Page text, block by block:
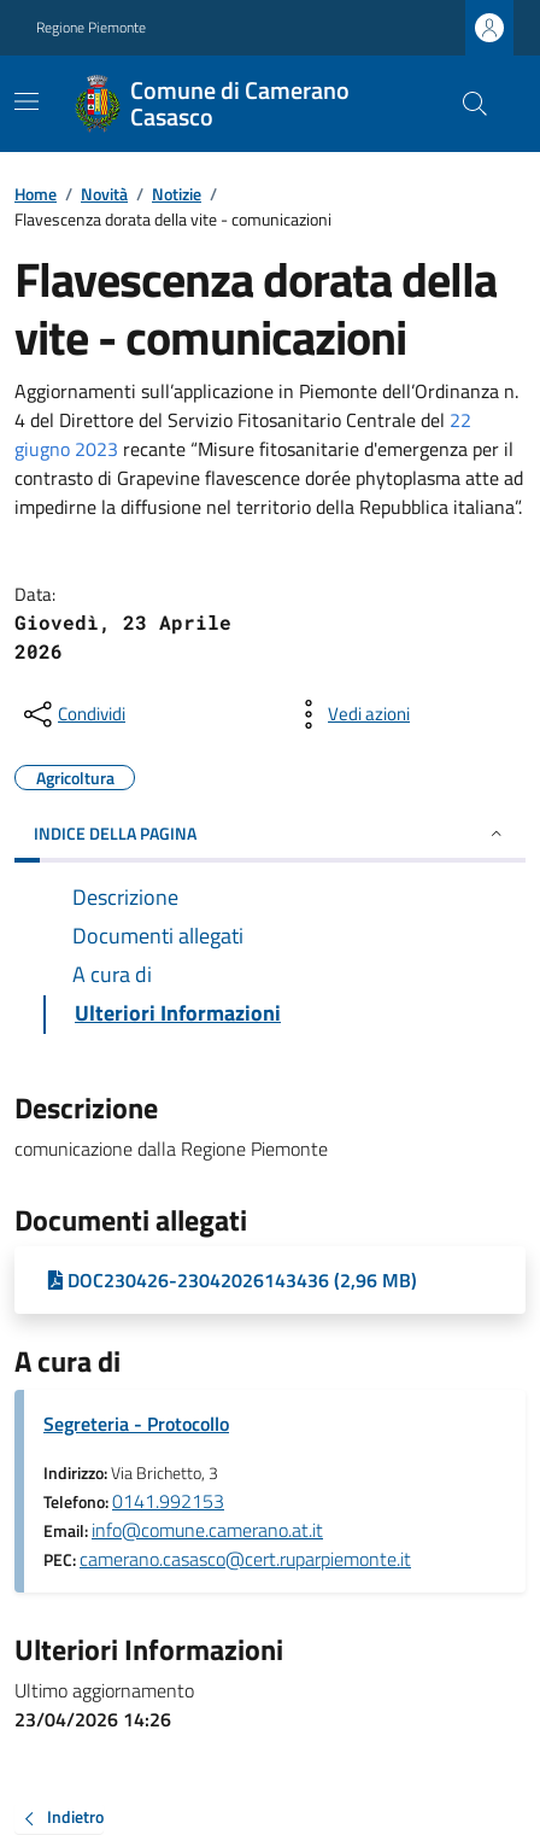
Regione Piemonte
Comune di Camerano
Casasco
Home / Novità / Notizie /
Flavescenza dorata della vite - comunicazioni
Flavescenza dorata della
vite - comunicazioni
Aggiornamenti sull’applicazione in Piemonte dell’Ordinanza n.
4 del Direttore del Servizio Fitosanitario Centrale del 22
giugno 2023 recante “Misure fitosanitarie d'emergenza per il
contrasto di Grapevine flavescence dorée phytoplasma atte ad
impedirne la diffusione nel territorio della Repubblica italiana”.
Data:
Giovedì, 23 Aprile
2026
Condividi Vedi azioni
Agricoltura
INDICE DELLA PAGINA
Descrizione
Documenti allegati
A cura di
Ulteriori Informazioni
Descrizione
comunicazione dalla Regione Piemonte
Documenti allegati
DOC230426-23042026143436 (2,96 MB)
A cura di
Segreteria - Protocollo
Indirizzo:Via Brichetto, 3
Telefono:0141.992153
Email:info@comune.camerano.at.it
PEC:camerano.casasco@cert.ruparpiemonte.it
Ulteriori Informazioni
Ultimo aggiornamento
23/04/2026 14:26
Indietro